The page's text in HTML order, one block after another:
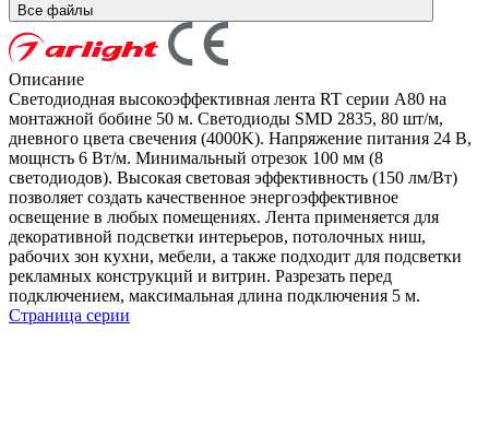
Все файлы
Описание
Светодиодная высокоэффективная лента RT серии A80 на
монтажной бобине 50 м. Светодиоды SMD 2835, 80 шт/м,
дневного цвета свечения (4000K). Напряжение питания 24 В,
мощнсть 6 Вт/м. Минимальный отрезок 100 мм (8
светодиодов). Высокая световая эффективность (150 лм/Вт)
позволяет создать качественное энергоэффективное
освещение в любых помещениях. Лента применяется для
декоративной подсветки интерьеров, потолочных ниш,
рабочих зон кухни, мебели, а также подходит для подсветки
рекламных конструкций и витрин. Разрезать перед
подключением, максимальная длина подключения 5 м.
Страница серии